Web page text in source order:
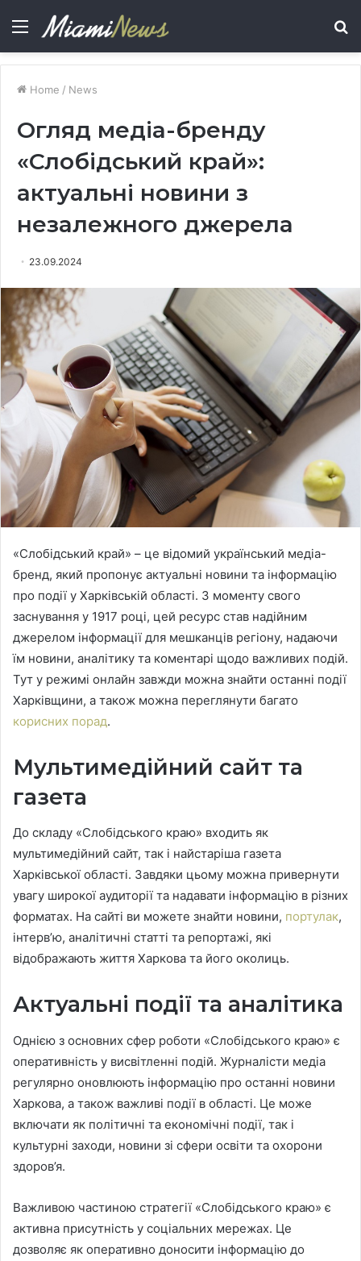
Menu
Home / News
Огляд медіа-бренду
«Слобідський край»:
актуальні новини з
незалежного джерела
23.09.2024
«Слобідський край» – це відомий український медіа-
бренд, який пропонує актуальні новини та інформацію
про події у Харківській області. З моменту свого
заснування у 1917 році, цей ресурс став надійним
джерелом інформації для мешканців регіону, надаючи
їм новини, аналітику та коментарі щодо важливих подій.
Тут у режимі онлайн завжди можна знайти останні події
Харківщини, а також можна переглянути багато
корисних порад.
Мультимедійний сайт та
газета
До складу «Слобідського краю» входить як
мультимедійний сайт, так і найстаріша газета
Харківської області. Завдяки цьому можна привернути
увагу широкої аудиторії та надавати інформацію в різних
форматах. На сайті ви можете знайти новини, портулак,
інтерв’ю, аналітичні статті та репортажі, які
відображають життя Харкова та його околиць.
Актуальні події та аналітика
Однією з основних сфер роботи «Слобідського краю» є
оперативність у висвітленні подій. Журналісти медіа
регулярно оновлюють інформацію про останні новини
Харкова, а також важливі події в області. Це може
включати як політичні та економічні події, так і
культурні заходи, новини зі сфери освіти та охорони
здоров’я.
Важливою частиною стратегії «Слобідського краю» є
активна присутність у соціальних мережах. Це
дозволяє як оперативно доносити інформацію до